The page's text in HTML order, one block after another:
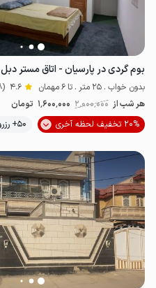
بوم گردی در پارسیان - اتاق مستر دبل
بدون خواب . 25 متر . تا 6 مهمان 4.6 (28 نظر)
هر شب از 2٬000٬000 1٬600٬000 تومان
20% تخفیف لحظه آخری
50+ رزرو موفق